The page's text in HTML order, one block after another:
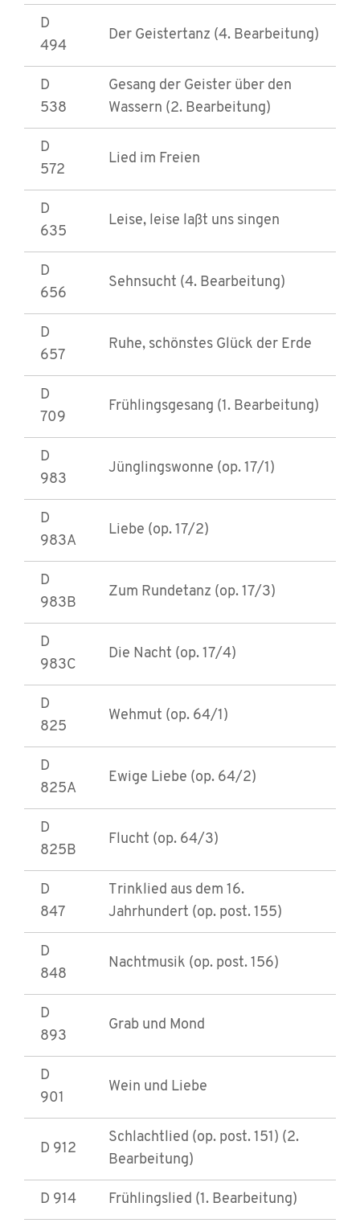
D
494
Der Geistertanz (4. Bearbeitung)
D
538
Gesang der Geister über den
Wassern (2. Bearbeitung)
D
572
Lied im Freien
D
635
Leise, leise laßt uns singen
D
656
Sehnsucht (4. Bearbeitung)
D
657
Ruhe, schönstes Glück der Erde
D
709
Frühlingsgesang (1. Bearbeitung)
D
983
Jünglingswonne (op. 17/1)
D
983A
Liebe (op. 17/2)
D
983B
Zum Rundetanz (op. 17/3)
D
983C
Die Nacht (op. 17/4)
D
825
Wehmut (op. 64/1)
D
825A
Ewige Liebe (op. 64/2)
D
825B
Flucht (op. 64/3)
D
847
Trinklied aus dem 16.
Jahrhundert (op. post. 155)
D
848
Nachtmusik (op. post. 156)
D
893
Grab und Mond
D
901
Wein und Liebe
D 912
Schlachtlied (op. post. 151) (2.
Bearbeitung)
D 914 Frühlingslied (1. Bearbeitung)